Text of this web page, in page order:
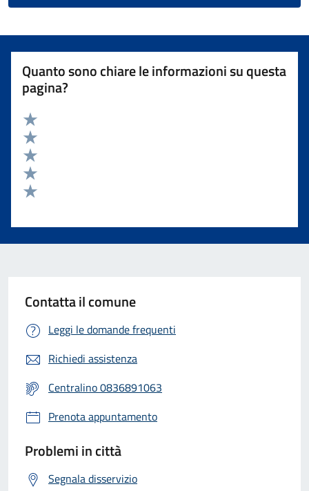
Quanto sono chiare le informazioni su questa
pagina?
Valuta 5 stelle su 5
Valuta 4 stelle su 5
Valuta 3 stelle su 5
Valuta 2 stelle su 5
Contatta il comune
Leggi le domande frequenti
Richiedi assistenza
Centralino 0836891063
Prenota appuntamento
Problemi in città
Segnala disservizio